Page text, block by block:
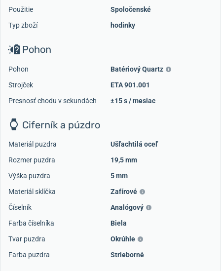
Použitie
Spoločenské
Typ zboží
hodinky
Pohon
Pohon
Batériový Quartz
Strojček
ETA 901.001
Presnosť chodu v sekundách
±15 s / mesiac
Ciferník a púzdro
Materiál puzdra
Ušľachtilá oceľ
Rozmer puzdra
19,5 mm
Výška puzdra
5 mm
Materiál sklíčka
Zafírové
Číselník
Analógový
Farba číselníka
Biela
Tvar puzdra
Okrúhle
Farba puzdra
Strieborné